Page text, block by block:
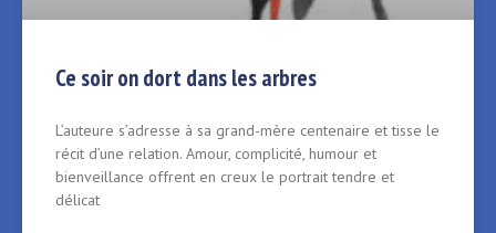
Ce soir on dort dans les arbres
L’auteure s’adresse à sa grand-mère centenaire et tisse le
récit d’une relation. Amour, complicité, humour et
bienveillance offrent en creux le portrait tendre et
délicat